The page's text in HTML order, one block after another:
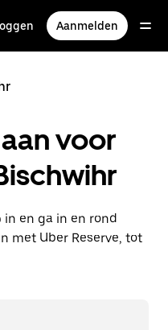
Aanmelden
voor
in en ga in en rond
met Uber Reserve, tot